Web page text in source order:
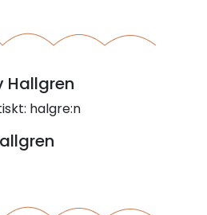
Hallgren
halgre:n